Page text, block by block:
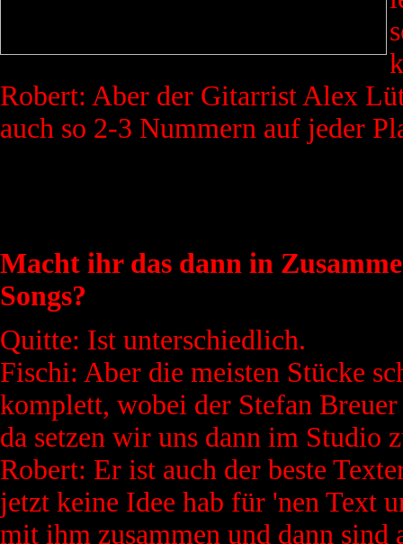
Robert: Aber der Gitarrist Alex
auch so 2-3 Nummern auf jeder
Macht ihr das dann in
Songs?
Quitte: Ist unterschiedlich.
Fischi: Aber die meisten Stücke
komplett, wobei der Stefan
da setzen wir uns dann im Studio
Robert: Er ist auch der beste
jetzt keine Idee hab für 'nen Text
mit ihm zusammen und dann sind